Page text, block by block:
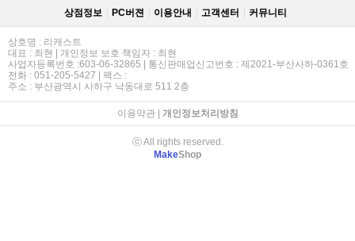
상점정보 PC버젼 이용안내 고객센터 커뮤니티
상호명 : 리캐스트
대표 : 최현 | 개인정보 보호 책임자 : 최현
사업자등록번호 :603-06-32865 | 통신판매업신고번호 : 제2021-부산사하-0361호
전화 : 051-205-5427 | 팩스 :
주소 : 부산광역시 사하구 낙동대로 511 2층
이용약관| 개인정보처리방침
ⓒ All rights reserved.
MakeShop